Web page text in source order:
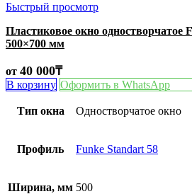
Быстрый просмотр
Пластиковое окно одностворчатое
500×700 мм
от 40 000₸
В корзину Оформить в WhatsApp
Тип окна Одностворчатое окно
Профиль Funke Standart 58
Ширина, мм 500